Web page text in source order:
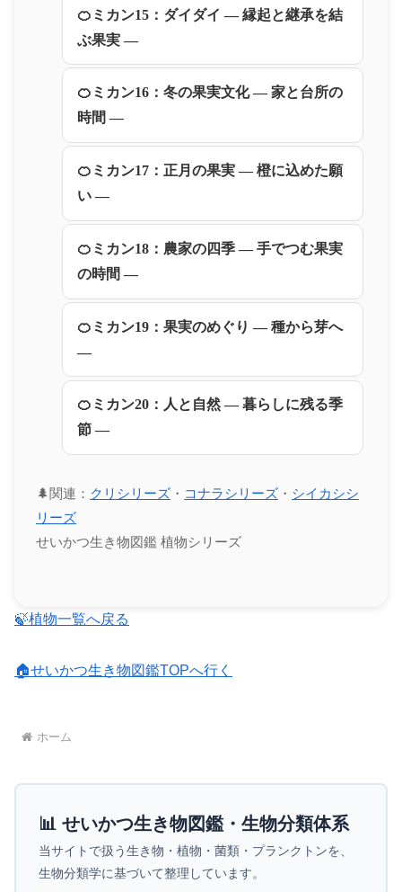
🍊ミカン15：ダイダイ ― 縁起と継承を結
ぶ果実 ―
🍊ミカン16：冬の果実文化 ― 家と台所の
時間 ―
🍊ミカン17：正月の果実 ― 橙に込めた願
い ―
🍊ミカン18：農家の四季 ― 手でつむ果実
の時間 ―
🍊ミカン19：果実のめぐり ― 種から芽へ
―
🍊ミカン20：人と自然 ― 暮らしに残る季
節 ―
🌲関連： クリシリーズ ・ コナラシリーズ ・ シイカシシ
リーズ
せいかつ生き物図鑑 植物シリーズ
🍃植物一覧へ戻る
🏠せいかつ生き物図鑑TOPへ行く
ホーム
📊 せいかつ生き物図鑑・生物分類体系
当サイトで扱う生き物・植物・菌類・プランクトンを、
生物分類学に基づいて整理しています。